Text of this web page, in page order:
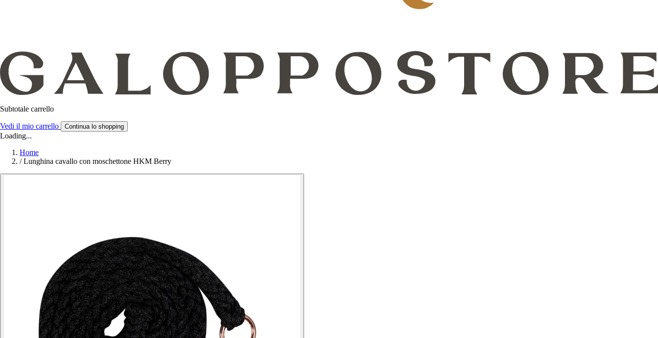
Subtotale carrello
Vedi il mio carrello Continua lo shopping
Loading...
Home
/ Lunghina cavallo con moschettone HKM Berry